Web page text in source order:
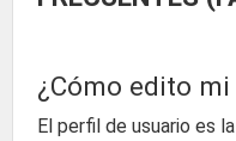
¿Cómo edito
El perfil de usuario es